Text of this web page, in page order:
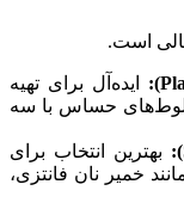
است.
ایده‌آل برای تهیه
حساس با سه
بهترین انتخاب برای
خمیر نان فانتزی،